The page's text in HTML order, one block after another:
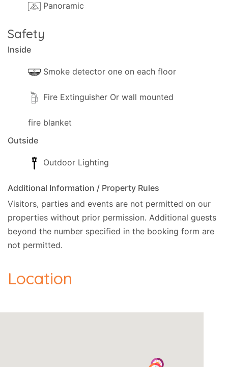
Panoramic
Safety
Inside
Smoke detector one on each floor
fire blanket
Outside
Outdoor Lighting
Additional Information / Property Rules
Visitors, parties and events are not permitted on our
properties without prior permission. Additional guests
beyond the number specified in the booking form are
not permitted.
Location